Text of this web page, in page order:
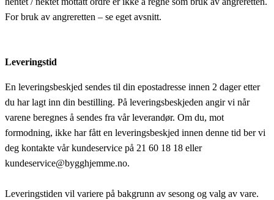
For bruk av angreretten – se eget avsnitt.
Leveringstid
En leveringsbeskjed sendes til din epostadresse innen 2 dager etter
du har lagt inn din bestilling. På leveringsbeskjeden angir vi når
varene beregnes å sendes fra vår leverandør. Om du, mot
formodning, ikke har fått en leveringsbeskjed innen denne tid ber vi
deg kontakte vår kundeservice på 21 60 18 18 eller
kundeservice@bygghjemme.no.
Leveringstiden vil variere på bakgrunn av sesong og valg av vare.